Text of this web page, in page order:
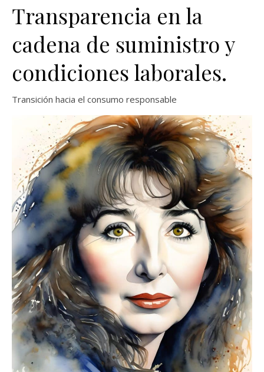
Transparencia en la
cadena de suministro y
condiciones laborales.
Transición hacia el consumo responsable